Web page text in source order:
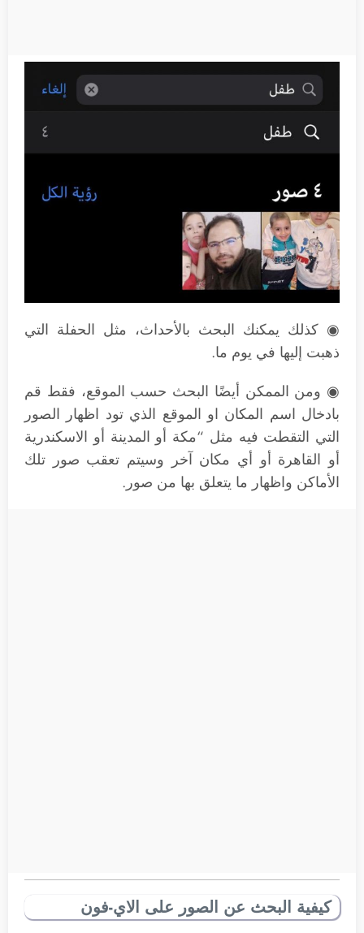
◉ كذلك يمكنك البحث بالأحداث، مثل الحفلة التي
ذهبت إليها في يوم ما.
◉ ومن الممكن أيضًا البحث حسب الموقع، فقط قم
بادخال اسم المكان او الموقع الذي تود اظهار الصور
التي التقطت فيه مثل “مكة أو المدينة أو الاسكندرية
أو القاهرة أو أي مكان آخر وسيتم تعقب صور تلك
الأماكن واظهار ما يتعلق بها من صور.
كيفية البحث عن الصور على الاي-فون